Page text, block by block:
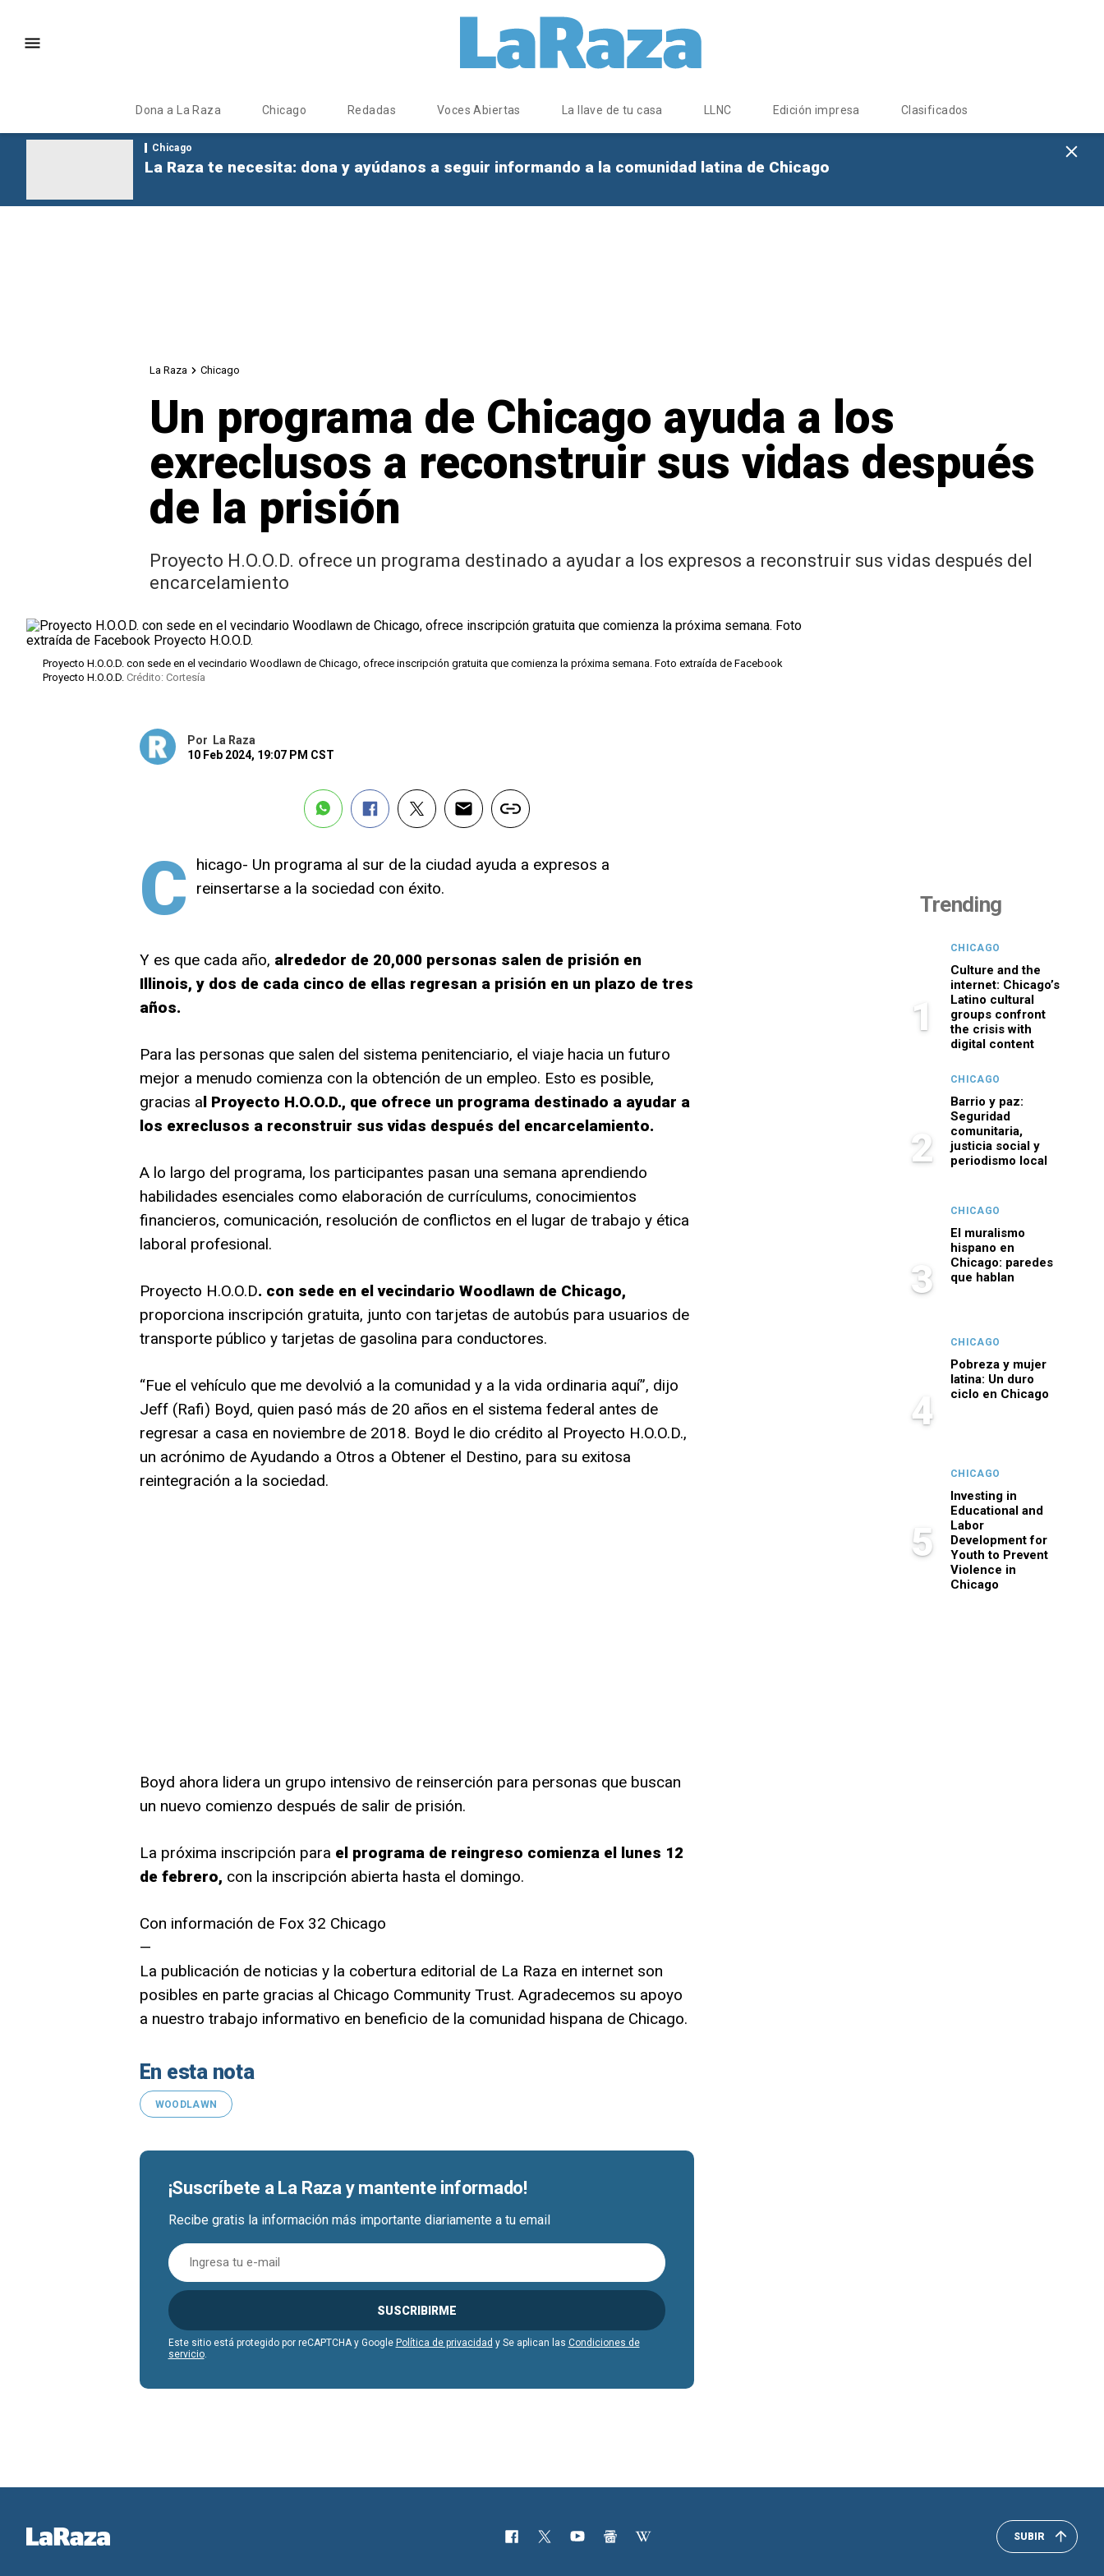
Dona a La Raza Chicago Redadas Voces Abiertas La llave de tu casa LLNC Edición impresa Clasificados
Chicago
La Raza te necesita: dona y ayúdanos a seguir informando a la comunidad latina de Chicago
La Raza Chicago
Un programa de Chicago ayuda a los
exreclusos a reconstruir sus vidas después
de la prisión
Proyecto H.O.O.D. ofrece un programa destinado a ayudar a los expresos a reconstruir sus vidas después del
encarcelamiento
Proyecto H.O.O.D. con sede en el vecindario Woodlawn de Chicago, ofrece inscripción gratuita que comienza la próxima semana. Foto extraída de Facebook
Proyecto H.O.O.D. Crédito: Cortesía
Por
La Raza
10 Feb 2024, 19:07 PM CST
C hicago- Un programa al sur de la ciudad ayuda a expresos a
reinsertarse a la sociedad con éxito.
Y es que cada año, alrededor de 20,000 personas salen de prisión en
Illinois, y dos de cada cinco de ellas regresan a prisión en un plazo de tres
años.
Para las personas que salen del sistema penitenciario, el viaje hacia un futuro
mejor a menudo comienza con la obtención de un empleo. Esto es posible,
gracias al Proyecto H.O.O.D., que ofrece un programa destinado a ayudar a
los exreclusos a reconstruir sus vidas después del encarcelamiento.
A lo largo del programa, los participantes pasan una semana aprendiendo
habilidades esenciales como elaboración de currículums, conocimientos
financieros, comunicación, resolución de conflictos en el lugar de trabajo y ética
laboral profesional.
Proyecto H.O.O.D. con sede en el vecindario Woodlawn de Chicago,
proporciona inscripción gratuita, junto con tarjetas de autobús para usuarios de
transporte público y tarjetas de gasolina para conductores.
“Fue el vehículo que me devolvió a la comunidad y a la vida ordinaria aquí”, dijo
Jeff (Rafi) Boyd, quien pasó más de 20 años en el sistema federal antes de
regresar a casa en noviembre de 2018. Boyd le dio crédito al Proyecto H.O.O.D.,
un acrónimo de Ayudando a Otros a Obtener el Destino, para su exitosa
reintegración a la sociedad.
Boyd ahora lidera un grupo intensivo de reinserción para personas que buscan
un nuevo comienzo después de salir de prisión.
La próxima inscripción para el programa de reingreso comienza el lunes 12
de febrero, con la inscripción abierta hasta el domingo.
Con información de Fox 32 Chicago
—
La publicación de noticias y la cobertura editorial de La Raza en internet son
posibles en parte gracias al Chicago Community Trust. Agradecemos su apoyo
a nuestro trabajo informativo en beneficio de la comunidad hispana de Chicago.
En esta nota
WOODLAWN
¡Suscríbete a La Raza y mantente informado!
Recibe gratis la información más importante diariamente a tu email
SUSCRIBIRME
Este sitio está protegido por reCAPTCHA y Google Política de privacidad y Se aplican las Condiciones de
servicio.
Trending
1
CHICAGO
Culture and the
internet: Chicago’s
Latino cultural
groups confront
the crisis with
digital content
2
CHICAGO
Barrio y paz:
Seguridad
comunitaria,
justicia social y
periodismo local
3
CHICAGO
El muralismo
hispano en
Chicago: paredes
que hablan
4
CHICAGO
Pobreza y mujer
latina: Un duro
ciclo en Chicago
5
CHICAGO
Investing in
Educational and
Labor
Development for
Youth to Prevent
Violence in
Chicago
SUBIR